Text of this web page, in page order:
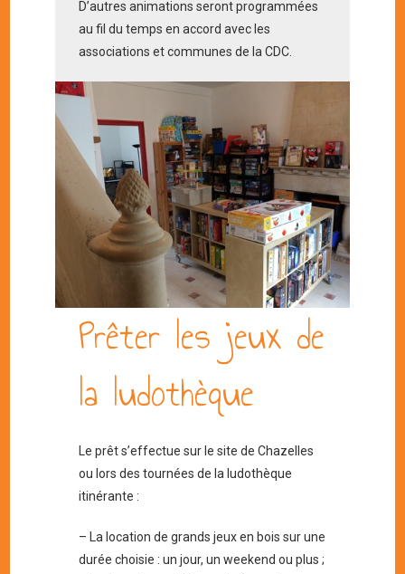
D’autres animations seront programmées
au fil du temps en accord avec les
associations et communes de la CDC.
Prêter les jeux de
la ludothèque
Le prêt s’effectue sur le site de Chazelles
ou lors des tournées de la ludothèque
itinérante :
– La location de grands jeux en bois sur une
durée choisie : un jour, un weekend ou plus ;